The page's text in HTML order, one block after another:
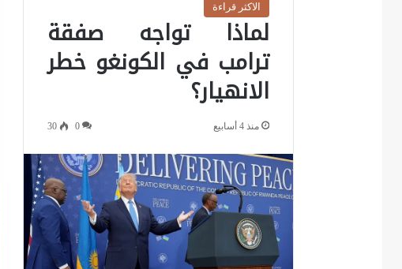
الاكثر قراءة
لماذا تواجه صفقة
ترامب في الكونغو خطر
الانهيار؟
منذ 4 أسابيع 0
30